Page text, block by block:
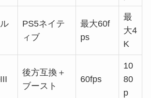
PS5ネイテ
ィブ
最大60f
ps
最
大4
K
後方互換＋
ブースト
60fps
10
80
p